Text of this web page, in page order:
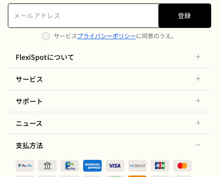
登録
サービスプライバシーポリシーに同意のうえ。
FlexiSpotについて
サービス
サポート
ニュース
支払方法